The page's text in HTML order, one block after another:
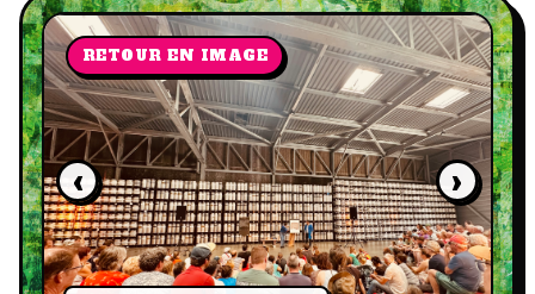
RETOUR EN IMAGE
‹ ›